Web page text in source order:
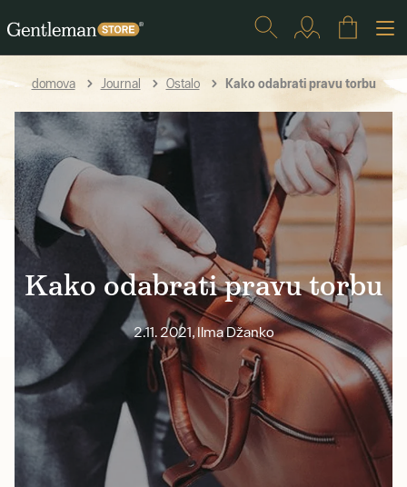
domova Journal Ostalo Kako odabrati pravu torbu
Kako odabrati pravu torbu
2.11. 2021, Ilma Džanko